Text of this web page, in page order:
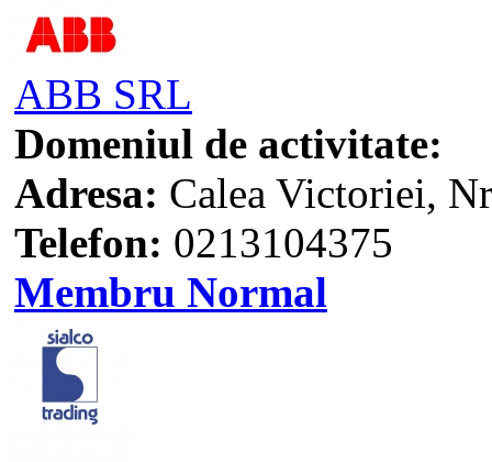
ABB SRL
Domeniul de activitate:
Adresa: Calea Victoriei,
Telefon: 0213104375
Membru Normal